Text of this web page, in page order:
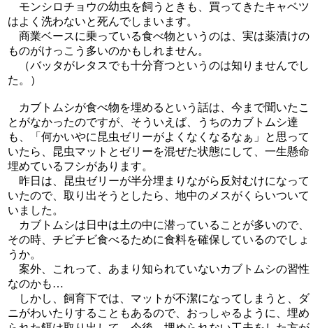
モンシロチョウの幼虫を飼うときも、買ってきたキャベツ
はよく洗わないと死んでしまいます。
商業ベースに乗っている食べ物というのは、実は薬漬けの
ものがけっこう多いのかもしれません。
（バッタがレタスでも十分育つというのは知りませんでし
た。）
カブトムシが食べ物を埋めるという話は、今まで聞いたこ
とがなかったのですが、そういえば、うちのカブトムシ達
も、「何かいやに昆虫ゼリーがよくなくなるなぁ」と思って
いたら、昆虫マットとゼリーを混ぜた状態にして、一生懸命
埋めているフシがあります。
昨日は、昆虫ゼリーが半分埋まりながら反対むけになって
いたので、取り出そうとしたら、地中のメスがくらいついて
いました。
カブトムシは日中は土の中に潜っていることが多いので、
その時、チビチビ食べるために食料を確保しているのでしょ
うか。
案外、これって、あまり知られていないカブトムシの習性
なのかも…
しかし、飼育下では、マットが不潔になってしまうと、ダ
ニがわいたりすることもあるので、おっしゃるように、埋め